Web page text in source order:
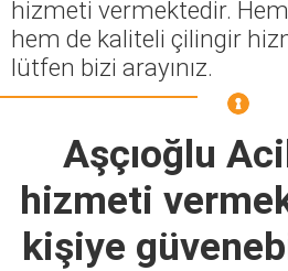
hizmeti vermektedir.
hem de kaliteli çilingir
lütfen bizi arayınız.
Aşçıoğlu
hizmeti
kişiye